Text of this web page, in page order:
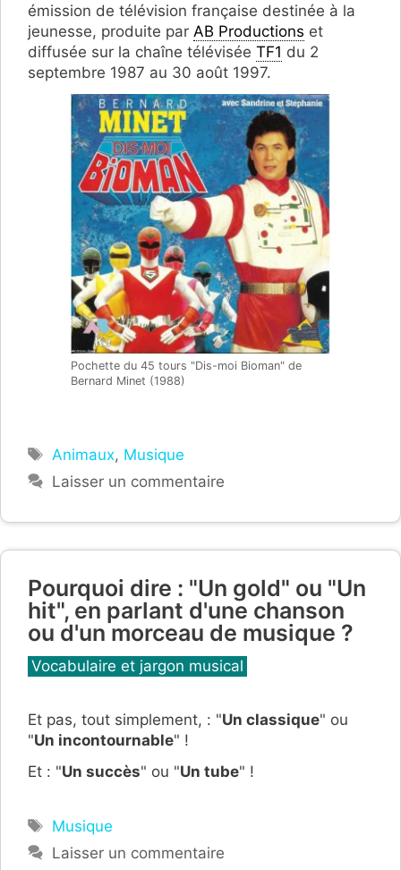
émission de télévision française destinée à la
jeunesse, produite par AB Productions et
diffusée sur la chaîne télévisée TF1 du 2
septembre 1987 au 30 août 1997.
Pochette du 45 tours "Dis-moi Bioman" de
Bernard Minet (1988)
Étiquettes
Animaux, Musique
Laisser un commentaire
Pourquoi dire : "Un gold" ou "Un
hit", en parlant d'une chanson
ou d'un morceau de musique ?
Catégories
Vocabulaire et jargon musical
Et pas, tout simplement, : "Un classique" ou
"Un incontournable" !
Et : "Un succès" ou "Un tube" !
Étiquettes
Musique
Laisser un commentaire